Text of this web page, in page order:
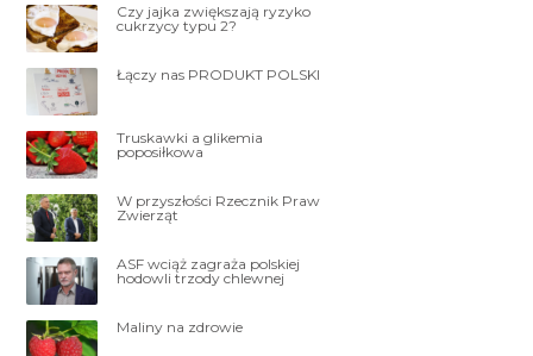
Czy jajka zwiększają ryzyko
cukrzycy typu 2?
Łączy nas PRODUKT POLSKI
Truskawki a glikemia
poposiłkowa
W przyszłości Rzecznik Praw
Zwierząt
ASF wciąż zagraża polskiej
hodowli trzody chlewnej
Maliny na zdrowie